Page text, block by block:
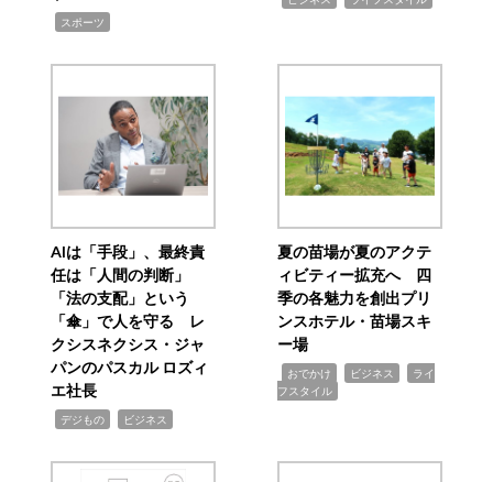
スポーツ
AIは「手段」、最終責
任は「人間の判断」
「法の支配」という
「傘」で人を守る レ
クシスネクシス・ジャ
パンのパスカル ロズィ
エ社長
デジもの ビジネス
夏の苗場が夏のアクテ
ィビティー拡充へ 四
季の各魅力を創出プリ
ンスホテル・苗場スキ
ー場
おでかけ ビジネス
ライ
フスタイル